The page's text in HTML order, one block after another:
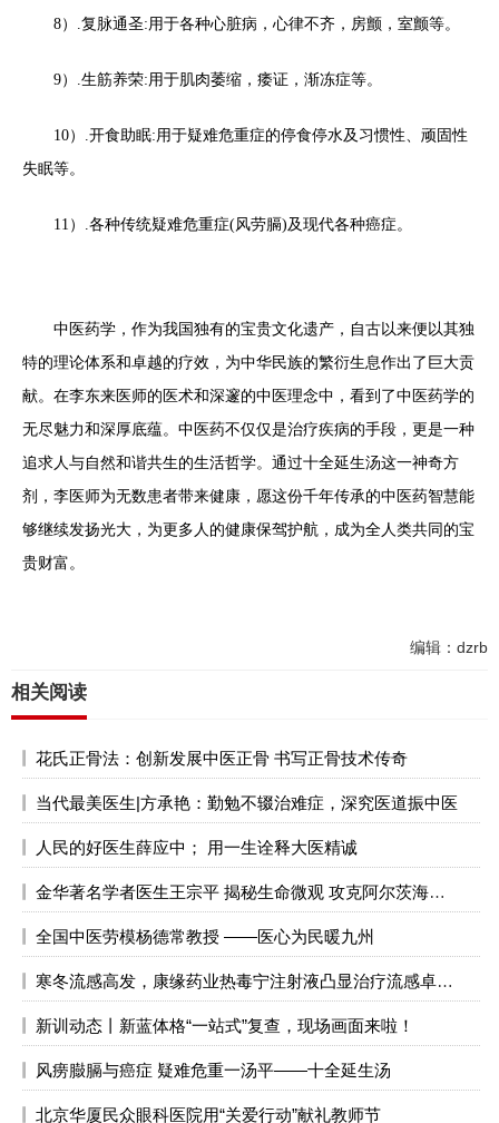
8）.复脉通圣:用于各种心脏病，心律不齐，房颤，室颤等。
9）.生筋养荣:用于肌肉萎缩，痿证，渐冻症等。
10）.开食助眠:用于疑难危重症的停食停水及习惯性、顽固性
失眠等。
11）.各种传统疑难危重症(风劳膈)及现代各种癌症。
中医药学，作为我国独有的宝贵文化遗产，自古以来便以其独
特的理论体系和卓越的疗效，为中华民族的繁衍生息作出了巨大贡
献。在李东来医师的医术和深邃的中医理念中，看到了中医药学的
无尽魅力和深厚底蕴。中医药不仅仅是治疗疾病的手段，更是一种
追求人与自然和谐共生的生活哲学。通过十全延生汤这一神奇方
剂，李医师为无数患者带来健康，愿这份千年传承的中医药智慧能
够继续发扬光大，为更多人的健康保驾护航，成为全人类共同的宝
贵财富。
编辑：dzrb
相关阅读
花氏正骨法：创新发展中医正骨 书写正骨技术传奇
当代最美医生|方承艳：勤勉不辍治难症，深究医道振中医
人民的好医生薛应中； 用一生诠释大医精诚
金华著名学者医生王宗平 揭秘生命微观 攻克阿尔茨海默症
全国中医劳模杨德常教授 ——医心为民暖九州
寒冬流感高发，康缘药业热毒宁注射液凸显治疗流感卓越效能
新训动态丨新蓝体格“一站式”复查，现场画面来啦！
风痨臌膈与癌症 疑难危重一汤平——十全延生汤
北京华厦民众眼科医院用“关爱行动”献礼教师节